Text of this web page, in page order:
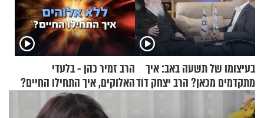
בעיצומו של תשעה באב: איך
מתקדמים מכאן? הרב יצחק דוד
גרוסמן בשיחה מיוחדת
הרב זמיר כהן - בלעדי
האלוקים, איך התחילו החיים?